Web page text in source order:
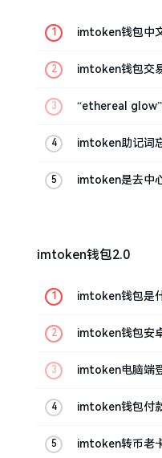
imtoken钱包中
imtoken钱包交
“ethereal glow”
imtoken助记词
imtoken是去中
imtoken钱包2.0
imtoken钱包是
imtoken钱包安
imtoken电脑端
imtoken钱包付
imtoken转币老